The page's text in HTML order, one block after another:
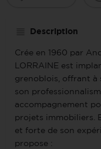
Description
Crée en 1960 par
LORRAINE est
grenoblois, offrant à
son
accompagnement
projets immobiliers.
et forte de son
propose :